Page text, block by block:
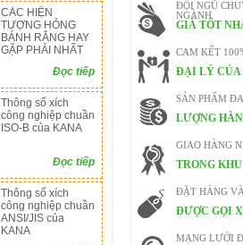
CÁC HIỆN
TƯỢNG HỎNG
BÁNH RĂNG HAY
GẶP PHẢI NHẤT
Đọc tiếp
Thông số xích
công nghiệp chuần
ISO-B của KANA
Đọc tiếp
Thông số xích
công nghiệp chuần
ANSI/JIS của
KANA
ĐỘI NGŨ
NGÀNH
GIÁ TỐT
CAM KẾT
ĐẠI LÝ CỦA
SẢN PHẨM
LƯỢNG
GIAO HÀNG
TRONG
ĐẶT HÀNG
ĐƯỢC GỌI
MẠNG LƯỚI